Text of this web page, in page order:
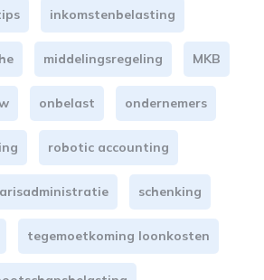
inkomstenbelasting
middelingsregeling MKB
onbelast ondernemers
robotic accounting
schenking
tegemoetkoming loonkosten